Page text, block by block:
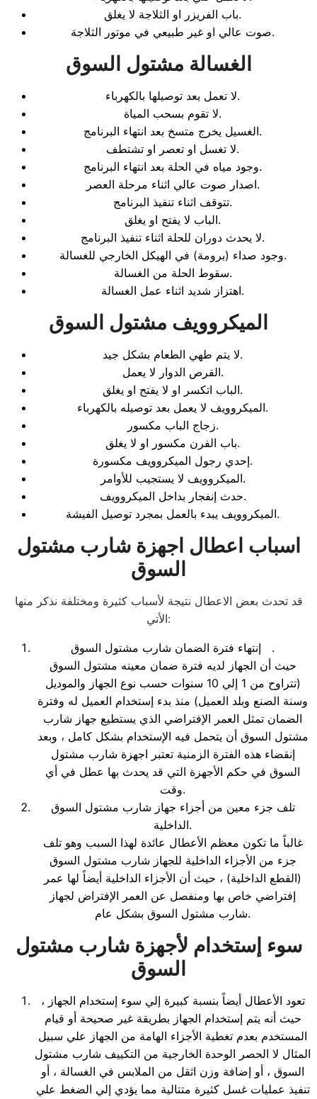
باب الفريزر او الثلاجة لا يغلق.
صوت عالي او غير طبيعي في موتور الثلاجة.
الغسالة مشتول السوق
لا تعمل بعد توصيلها بالكهرباء.
لا تقوم بسحب المياة.
الغسيل يخرج متسخ بعد انتهاء البرنامج.
لا تغسل او تعصر او تشتطف.
وجود مياه في الحلة بعد انتهاء البرنامج.
اصدار صوت عالي اثناء مرحلة العصر.
تتوقف اثناء تنفيذ البرنامج.
الباب لا يفتح او يغلق.
لا يحدث دوران للحلة اثناء تنفيذ البرنامج.
وجود صداء (برومة) في الهيكل الخارجي للغسالة.
سقوط الحلة من الغسالة.
اهتزاز شديد اثناء عمل الغسالة.
الميكروويف مشتول السوق
لا يتم طهي الطعام بشكل جيد.
القرص الدوار لا يعمل.
الباب اتكسر او لا يفتح او يغلق.
الميكروويف لا يعمل بعد توصيله بالكهرباء.
زجاج الباب مكسور.
باب الفرن مكسور او لا يغلق.
إحدي رجول الميكروويف مكسورة.
الميكروويف لا يستجيب للأوامر.
حدث إنفجار بداخل الميكروويف.
الميكروويف يبدء بالعمل بمجرد توصيل الفيشة.
اسباب اعطال اجهزة شارب مشتول
السوق
قد تحدث بعض الاعطال نتيجة لأسباب كثيرة ومختلفة نذكر منها
الأتي:
إنتهاء فترة الضمان شارب مشتول السوق .
حيث أن الجهاز لديه فترة ضمان معينه مشتول السوق
(تتراوح من 1 إلي 10 سنوات حسب نوع الجهاز والموديل
وسنة الصنع وبلد العميل) منذ بدء إستخدام العميل له وفترة
الضمان تمثل العمر الإفتراضي الذي يستطيع جهاز شارب
مشتول السوق أن يتحمل فيه الإستخدام بشكل كامل ، وبعد
إنقضاء هذه الفترة الزمنية تعتبر اجهزة شارب مشتول
السوق في حكم الأجهزة التي قد يحدث بها عطل في أي
وقت.
تلف جزء معين من أجزاء جهاز شارب مشتول السوق
الداخلية.
غالباً ما تكون معظم الأعطال عائدة لهذا السبب وهو تلف
جزء من الأجزاء الداخلية للجهاز شارب مشتول السوق
(القطع الداخلية) ، حيث أن الأجزاء الداخلية أيضاً لها عمر
إفتراضي خاص بها ومنفصل عن العمر الإفتراض لجهاز
شارب مشتول السوق بشكل عام.
سوء إستخدام لأجهزة شارب مشتول
السوق
تعود الأعطال أيضاً بنسبة كبيرة إلي سوء إستخدام الجهاز ،
حيث أنه يتم إستخدام الجهاز بطريقة غير صحيحة أو قيام
المستخدم بعدم تغطية الأجزاء الهامة من الجهاز علي سبيل
المثال لا الحصر الوحدة الخارجية من التكييف شارب مشتول
السوق ، أو إضافة وزن اثقل من الملابس في الغسالة ، أو
تنفيذ عمليات غسل كثيرة متتالية مما يؤدي إلي الضغط علي